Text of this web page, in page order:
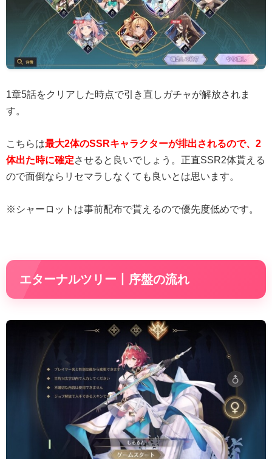
1章5話をクリアした時点で引き直しガチャが解放されま
す。
こちらは最大2体のSSRキャラクターが排出されるので、2
体出た時に確定させると良いでしょう。正直SSR2体貰える
ので面倒ならリセマラしなくても良いとは思います。
※シャーロットは事前配布で貰えるので優先度低めです。
エターナルツリー丨序盤の流れ